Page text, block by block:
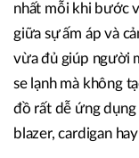
nhất mỗi khi bước
giữa sự ấm áp và
vừa đủ giúp người
se lạnh mà không
đồ rất dễ ứng dụng
blazer, cardigan